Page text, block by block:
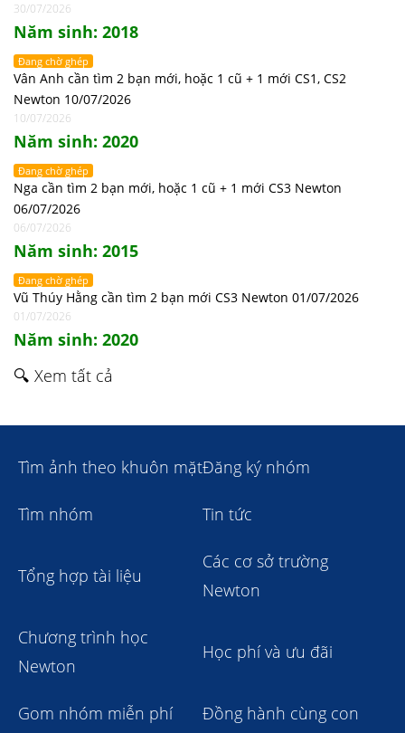
30/07/2026
Năm sinh: 2018
Đang chờ ghép
Vân Anh cần tìm 2 bạn mới, hoặc 1 cũ + 1 mới CS1, CS2
Newton 10/07/2026
10/07/2026
Năm sinh: 2020
Đang chờ ghép
Nga cần tìm 2 bạn mới, hoặc 1 cũ + 1 mới CS3 Newton
06/07/2026
06/07/2026
Năm sinh: 2015
Đang chờ ghép
Vũ Thúy Hằng cần tìm 2 bạn mới CS3 Newton 01/07/2026
01/07/2026
Năm sinh: 2020
🔍 Xem tất cả
Tìm ảnh theo khuôn mặtĐăng ký nhóm
Tìm nhóm Tin tức
Tổng hợp tài liệu
Các cơ sở trường
Newton
Chương trình học
Newton
Học phí và ưu đãi
Gom nhóm miễn phí Đồng hành cùng con